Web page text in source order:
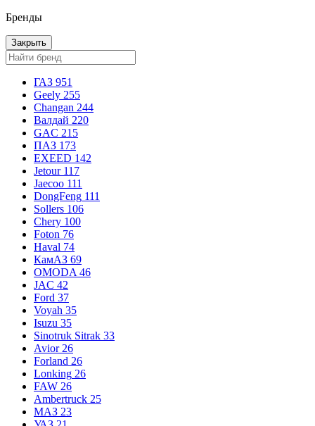
Бренды
Закрыть
ГАЗ 951
Geely 255
Changan 244
Валдай 220
GAC 215
ПАЗ 173
EXEED 142
Jetour 117
Jaecoo 111
DongFeng 111
Sollers 106
Chery 100
Foton 76
Haval 74
КамАЗ 69
OMODA 46
JAC 42
Ford 37
Voyah 35
Isuzu 35
Sinotruk Sitrak 33
Avior 26
Forland 26
Lonking 26
FAW 26
Ambertruck 25
МАЗ 23